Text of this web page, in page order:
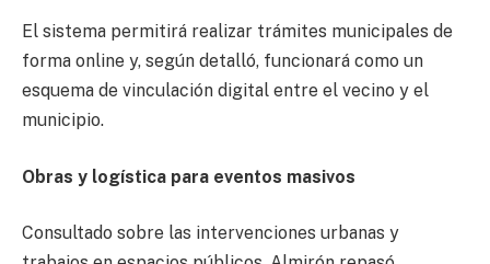
El sistema permitirá realizar trámites municipales de
forma online y, según detalló, funcionará como un
esquema de vinculación digital entre el vecino y el
municipio.
Obras y logística para eventos masivos
Consultado sobre las intervenciones urbanas y